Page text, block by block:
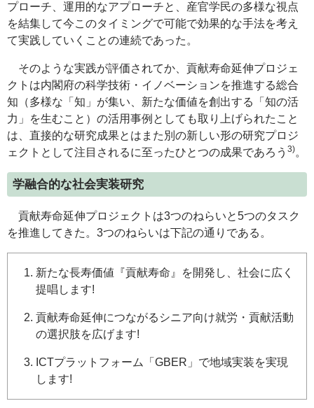
プローチ、運用的なアプローチと、産官学民の多様な視点
を結集して今このタイミングで可能で効果的な手法を考え
て実践していくことの連続であった。
そのような実践が評価されてか、貢献寿命延伸プロジェ
クトは内閣府の科学技術・イノベーションを推進する総合
知（多様な「知」が集い、新たな価値を創出する「知の活
力」を生むこと）の活用事例としても取り上げられたこと
は、直接的な研究成果とはまた別の新しい形の研究プロジ
ェクトとして注目されるに至ったひとつの成果であろう 3)。
学融合的な社会実装研究
貢献寿命延伸プロジェクトは3つのねらいと5つのタスク
を推進してきた。3つのねらいは下記の通りである。
新たな長寿価値『貢献寿命』を開発し、社会に広く
提唱します!
貢献寿命延伸につながるシニア向け就労・貢献活動
の選択肢を広げます!
ICTプラットフォーム「GBER」で地域実装を実現
します!